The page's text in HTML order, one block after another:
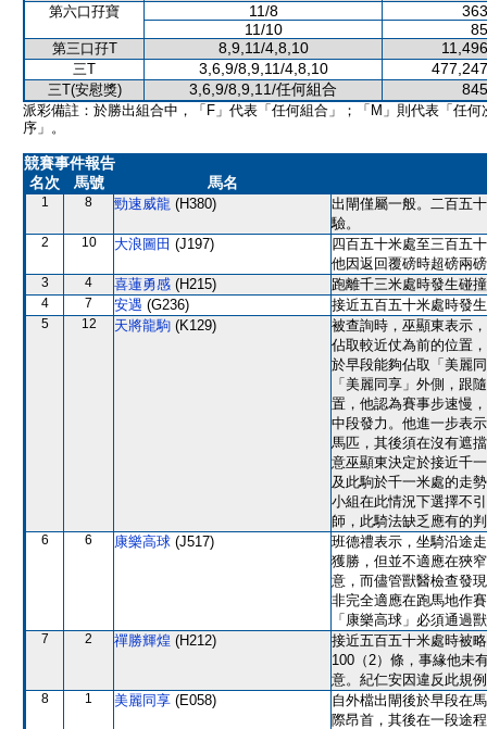
第六口孖寶 11/8
11/10
第三口孖T 8,9,11/4,8,10
三T 3,6,9/8,9,11/4,8,10
三T(安慰獎) 3,6,9/8,9,11/任何組合
派彩備註：於勝出組合中，「F」代表「任何組合」；「M」則代表「任何
序」。
競賽事件報告
名次
馬號 馬名
1 8 勁速威龍 (H380)
出閘僅屬一般。二百五
驗。
2 10 大浪圖田 (J197)
四百五十米處至三百五
他因返回覆磅時超磅兩
3 4 喜蓮勇感 (H215) 跑離千三米處時發生碰
4 7 安遇 (G236) 接近五百五十米處時發
5 12 天將龍駒 (K129)
被查詢時，巫顯東表示
佔取較近仗為前的位置
於早段能夠佔取「美麗
「美麗同享」外側，跟
置，他認為賽事步速慢
中段發力。他進一步表
馬匹，其後須在沒有遮
意巫顯東決定於接近千
及此駒於千一米處的走
小組在此情況下選擇不
師，此騎法缺乏應有的
6 6 康樂高球 (J517)
班德禮表示，坐騎沿途
獲勝，但並不適應在狹
意，而儘管獸醫檢查發
非完全適應在跑馬地作
「康樂高球」必須通過
7 2 禪勝輝煌 (H212)
接近五百五十米處時被
100（2）條，事緣他未
意。紀仁安因違反此規
8 1 美麗同享 (E058)
自外檔出閘後於早段在
際昂首，其後在一段途